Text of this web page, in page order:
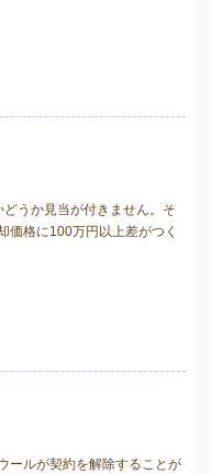
うか見当が付きません。そ
価格に100万円以上差がつく
ールが契約を解除することが